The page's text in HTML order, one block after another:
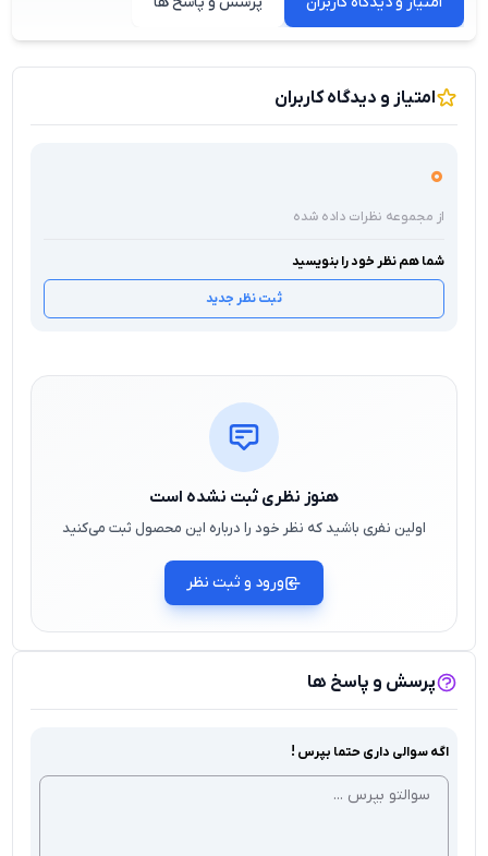
امتیاز و دیدگاه کاربران
0
از مجموعه نظرات داده شده
شما هم نظر خود را بنویسید
ثبت نظر جدید
هنوز نظری ثبت نشده است
اولین نفری باشید که نظر خود را درباره این محصول ثبت می‌کنید
ورود و ثبت نظر
پرسش و پاسخ ها
اگه سوالی داری حتما بپرس !